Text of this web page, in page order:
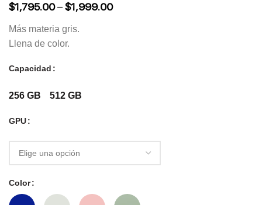
$1,795.00–$1,999.00
Más materia gris.
Llena de color.
Capacidad
256 GB 512 GB
GPU
Color